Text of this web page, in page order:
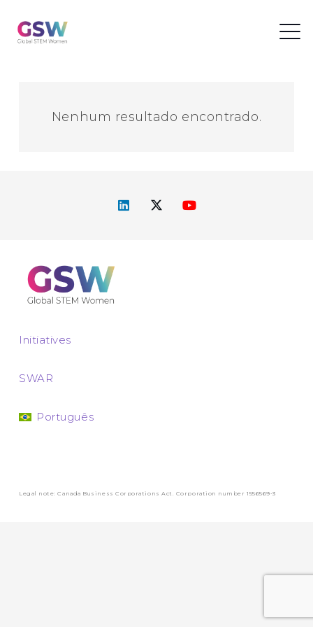
Nenhum resultado encontrado.
Initiatives
SWAR
Português
Legal note: Canada Business Corporations Act. Corporation number 1556569-3